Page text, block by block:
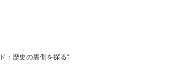
：歴史の裏側を探る”